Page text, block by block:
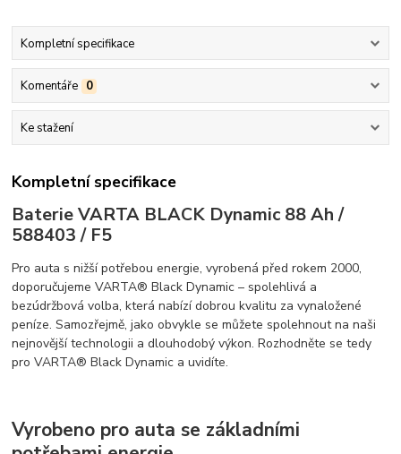
Kompletní specifikace
Komentáře 0
Ke stažení
Kompletní specifikace
Baterie VARTA BLACK Dynamic 88 Ah /
588403 / F5
Pro auta s nižší potřebou energie, vyrobená před rokem 2000,
doporučujeme VARTA® Black Dynamic – spolehlivá a
bezúdržbová volba, která nabízí dobrou kvalitu za vynaložené
peníze. Samozřejmě, jako obvykle se můžete spolehnout na naši
nejnovější technologii a dlouhodobý výkon. Rozhodněte se tedy
pro VARTA® Black Dynamic a uvidíte.
Vyrobeno pro auta se základními